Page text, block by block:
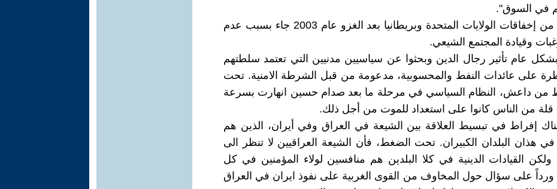
في ‏السوق".‏
العديد من إخفاقات الولايات المتحدة وبريطانيا بعد الغزو عام 2003 جاء بسبب عدم
وقيادة المجتمع ‏الشيعي.
بشكل عام تأثير رجال الدين وبحثوا عن سياسيين مدنيين التي تعتمد سلطتهم
على عائدات النفط ‏والمحسوبية، مدعومة من قبل الشرطة الامنية. تحت
من داعش، النظام السياسي في مرحلة ما بعد ‏صدام حسين انهارت بسرعة
من الناس كانوا على استعداد للموت من أجل ذلك.‏
إفراط في تبسيط العلاقة بين الشيعة في العراق وفي أيران، الذين هم
في هذان البلدان الكبيران. ‏تحت الضغط، فأن الشيعة العراقيين لا تنظر الى
ولكن القيادات الدينية في كلا البلدين هم منافسين لولاء ‏المؤمنين في كل
على سؤال حول المخاوف من القوى الغربية على نفوذ ايران في العراق